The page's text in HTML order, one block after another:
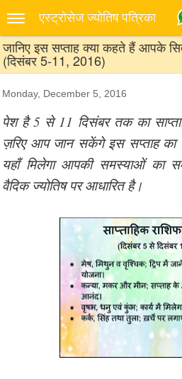
एस्‍ट्रोसेज ज्‍योतिष पत्रिका
जानिए इस सप्ताह क्या कहते हैं आपके
(दिसंबर 5-11, 2016)
Monday, December 5, 2016
पेश है 5 से 11 दिसंबर तक का
ज़रिए आप जान सकेंगे इस सप्ताह का
यहाँ मिलेगा आपकी समस्याओं का
वैदिक ज्योतिष पर आधारित है।